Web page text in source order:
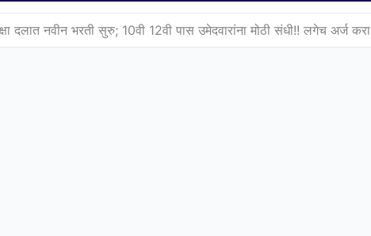
दलात नवीन भरती सुरु; 10वी 12वी पास उमेदवारांना मोठी संधी!! लगेच अर्ज करा